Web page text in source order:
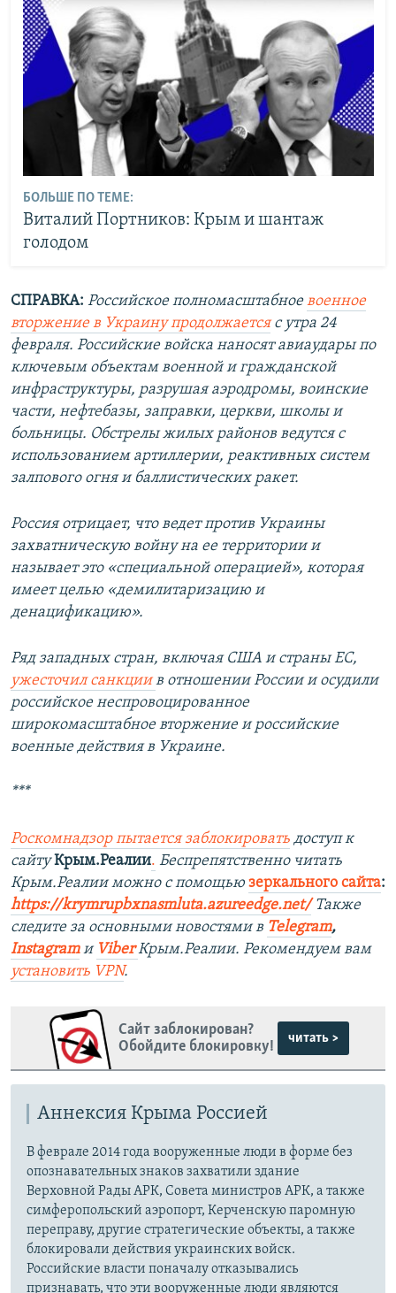
БОЛЬШЕ ПО ТЕМЕ:
Виталий Портников: Крым и шантаж
голодом
СПРАВКА: Российское полномасштабноевоенное
вторжение в Украину продолжаетсяс утра 24
февраля. Российские войска наносят авиаудары по
ключевым объектам военной и гражданской
инфраструктуры, разрушая аэродромы, воинские
части, нефтебазы, заправки, церкви, школы и
больницы. Обстрелы жилых районов ведутся с
использованием артиллерии, реактивных систем
залпового огня и баллистических ракет.
Россия отрицает, что ведет против Украины
захватническую войну на ее территории и
называет это «специальной операцией», которая
имеет целью «демилитаризацию и
денацификацию».
Ряд западных стран, включая США и страны ЕС,
ужесточил санкциив отношении России и осудили
российское неспровоцированное
широкомасштабное вторжение и российские
военные действия в Украине.
***
Роскомнадзор пытается заблокировать доступ к
сайтуКрым.Реалии. Беспрепятственно читать
Крым.Реалии можно с помощью зеркального сайта:
https://krymrupbxnasmluta.azureedge.net/ Также
следите за основными новостями в Telegram,
Instagram и ViberКрым.Реалии. Рекомендуем вам
установить VPN.
Сайт заблокирован?
Обойдите блокировку!
читать >
Аннексия Крыма Россией
В феврале 2014 года вооруженные люди в форме без
опознавательных знаков захватили здание
Верховной Рады АРК, Совета министров АРК, а также
симферопольский аэропорт, Керченскую паромную
переправу, другие стратегические объекты, а также
блокировали действия украинских войск.
Российские власти поначалу отказывались
признавать, что эти вооруженные люди являются